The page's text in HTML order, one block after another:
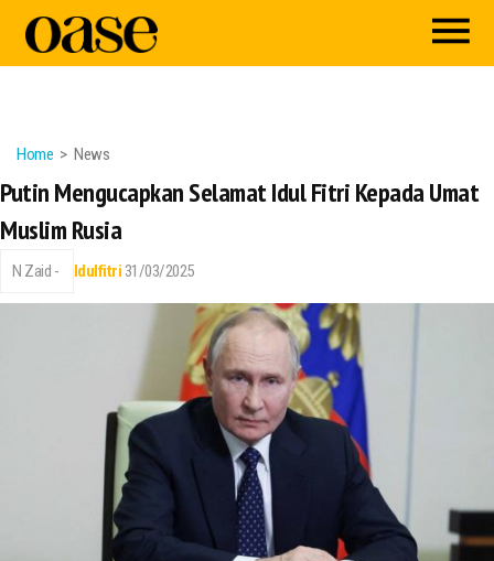
Home News
Putin Mengucapkan Selamat Idul Fitri Kepada Umat
Muslim Rusia
N Zaid - Idulfitri 31/03/2025